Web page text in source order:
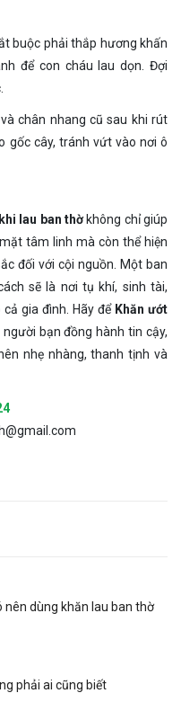
buộc phải thắp hương khấn
để con cháu lau dọn. Đợi
chân nhang cũ sau khi rút
gốc cây, tránh vứt vào nơi ô
lau ban thờkhông chỉ giúp
tâm linh mà còn thể hiện
đối với cội nguồn. Một ban
sẽ là nơi tụ khí, sinh tài,
gia đình. Hãy để Khăn ướt
bạn đồng hành tin cậy,
nhẹ nhàng, thanh tịnh và
nên dùng khăn lau ban thờ
phải ai cũng biết